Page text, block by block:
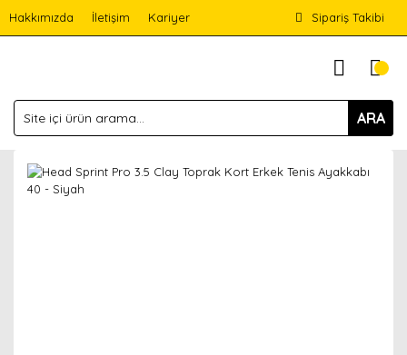
Hakkımızda İletişim Kariyer Sipariş Takibi
ARA